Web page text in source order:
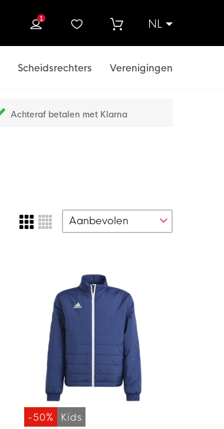
NL
1
Scheidsrechters Verenigingen
Achteraf betalen met Klarna
-50% Kids